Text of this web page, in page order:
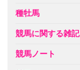
種牡馬
競馬に関する雑記
競馬ノート